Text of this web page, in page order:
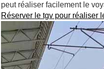
peut réaliser facilement le
Réserver le tgv pour réaliser